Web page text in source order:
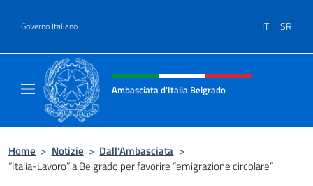
Governo Italiano IT SR
Intestazione sito, social e menù
Ambasciata d'Italia Belgrado
Home > Notizie > Dall’Ambasciata >
“Italia-Lavoro” a Belgrado per favorire “emigrazione circolare”